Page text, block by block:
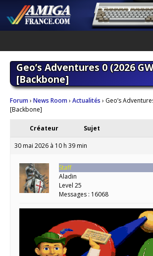
Geo’s Adventures 0 (2026
[Backbone]
Forum› News Room› Actualités › Geo’s
[Backbone]
Créateur Sujet
30 mai 2026 à 10 h 39 min
Staff
Aladin
Level 25
Messages : 16068